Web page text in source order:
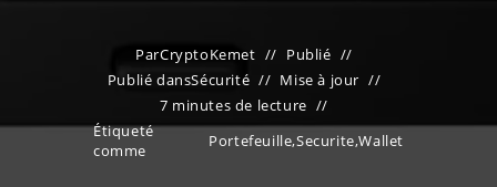
ParCryptoKemet
Publié
Publié dansSécurité
Mise à jour
7 minutes de lecture
Étiqueté
comme
Portefeuille,Securite,Wallet